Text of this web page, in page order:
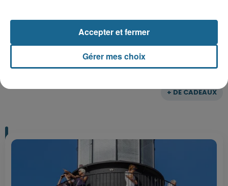
+ DE CADEAUX
Gagnez vos entrées pour Plopsaland
Gérer mes choix
Accepter et fermer